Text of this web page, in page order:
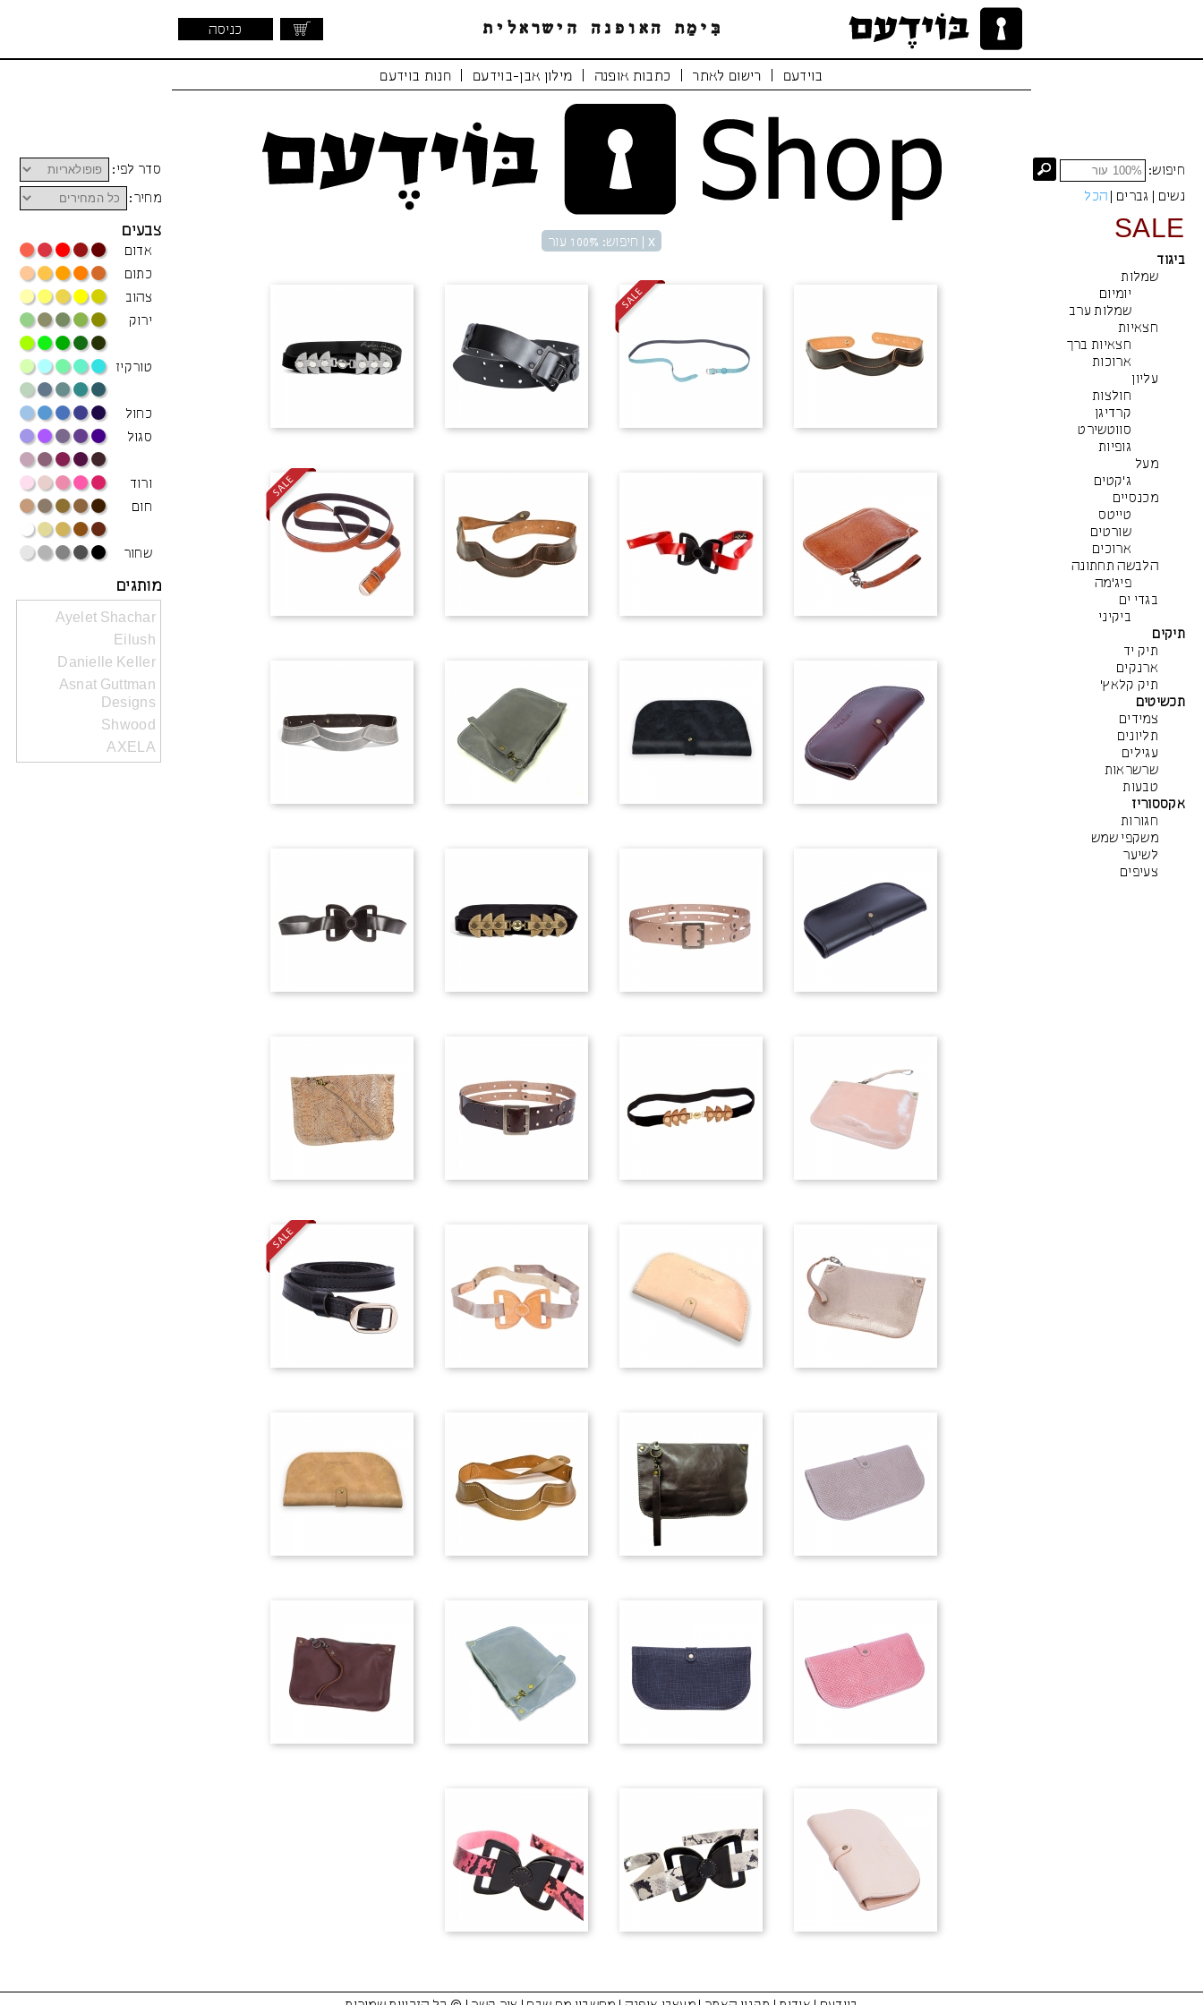
כניסה
בוידעם רישום לאתר כתבות אופנה מילון אבן-בוידעם חנות בוידעם
חיפוש:
נשים גברים הכל
SALE
ביגוד
שמלות
יומיום
שמלות ערב
חצאיות
חצאיות ברך
ארוכות
עליון
חולצות
קרדיגן
סווטשירט
גופיות
מעל
ג'קטים
מכנסיים
טייטס
שורטים
ארוכים
הלבשה תחתונה
פיג'מה
בגדי ים
ביקיני
תיקים
תיק יד
ארנקים
תיק קלאץ'
תכשיטים
צמידים
תליונים
עגילים
שרשראות
טבעות
אקססוריז
חגורות
משקפי שמש
לשיער
צעיפים
סדר לפי:
מחיר:
צבעים
אדום
כתום
צהוב
ירוק
טורקיז
כחול
סגול
ורוד
חום
שחור
מותגים
Ayelet Shachar
Eilush
Danielle Keller
Asnat Guttman
Designs
Shwood
AXELA
x | חיפוש: 100% עור